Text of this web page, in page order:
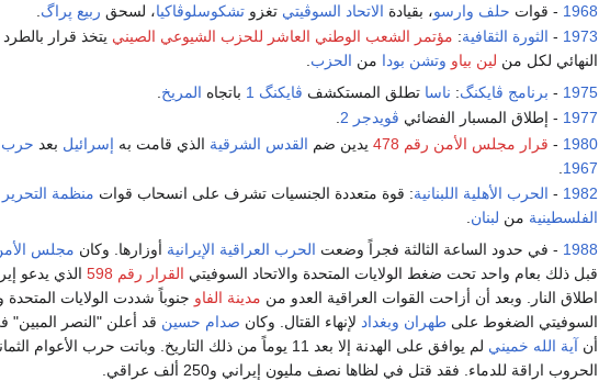
1968 - قوات حلف وارسو، بقيادة الاتحاد السوڤيتي تغزوتشكوسلوڤاكيا، لسحق ربيع پراگ
1973
- الثورة الثقافية: مؤتمر الشعب الوطني العاشر للحزب الشيوعي الصيني يتخذ قرار بالطرد
النهائي لكل من لين بياو وتشن بودا من الحزب
1975
- برنامج ڤايكنگ: ناسا تطلق المستكشف ڤايكنگ 1 باتجاه المريخ
1977 - إطلاق المسبار الفضائي ڤويدجر 2
.
1980
- قرار مجلس الأمن رقم 478 يدين ضم القدس الشرقية الذي قامت به إسرائيل بعد حرب
1967
1982
- الحرب الأهلية اللبنانية: قوة متعددة الجنسيات تشرف على انسحاب قوات منظمة التحرير
الفلسطينية من لبنان
1988 - في حدود الساعة الثالثة فجراً وضعت الحرب العراقية الإيرانية أوزارها. وكان مجلس
قبل ذلك بعام واحد تحت ضغط الولايات المتحدة والاتحاد السوفيتي القرار رقم 598
الذي يدعو
اطلاق النار. وبعد أن أزاحت القوات العراقية العدو من مدينة الفاو جنوباً شددت الولايات المتحدة
السوفيتي الضغوط علىطهران وبغداد لإنهاء القتال. وكان صدام حسين قد أعلن "النصر المبين"
أن آية الله خميني
لم يوافق على الهدنة إلا بعد 11 يوماً من ذلك التاريخ. وباتت حرب الأعوام
الحروب اراقة للدماء. فقد قتل في لظاها نصف مليون إيراني و250 ألف عراقي.